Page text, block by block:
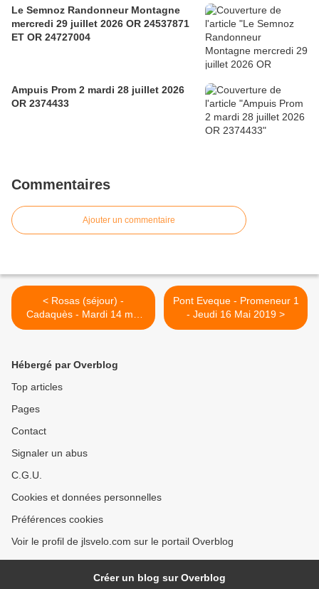
Le Semnoz Randonneur Montagne
mercredi 29 juillet 2026 OR 24537871
ET OR 24727004
Ampuis Prom 2 mardi 28 juillet 2026
OR 2374433
Commentaires
Ajouter un commentaire
< Rosas (séjour) -
Cadaquès - Mardi 14 mai
2019
Pont Eveque - Promeneur 1
- Jeudi 16 Mai 2019 >
Hébergé par Overblog
Top articles
Pages
Contact
Signaler un abus
C.G.U.
Cookies et données personnelles
Préférences cookies
Voir le profil de jlsvelo.com sur le portail Overblog
Créer un blog sur Overblog